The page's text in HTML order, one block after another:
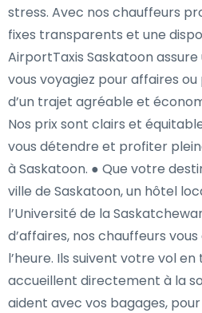
stress. Avec nos chauffeurs
fixes transparents et une
AirportTaxis Saskatoon
vous voyagiez pour affaires
d’un trajet agréable et
Nos prix sont clairs et
vous détendre et profiter
à Saskatoon. ● Que votre
ville de Saskatoon, un hôtel
l’Université de la
d’affaires, nos chauffeurs
l’heure. Ils suivent votre vol
accueillent directement à la
aident avec vos bagages,